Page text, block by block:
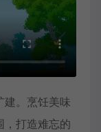
建。烹饪美味
，打造难忘的